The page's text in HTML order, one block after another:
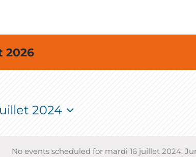
2026
No events scheduled for mardi 16 juillet 2024.
2024